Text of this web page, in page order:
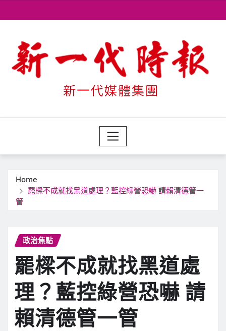
to
Home
罷樑不成就找黑道處理？藍控綠營恐嚇 請賴清德管一
管
政治焦點
罷樑不成就找黑道處
理？藍控綠營恐嚇 請
賴清德管一管